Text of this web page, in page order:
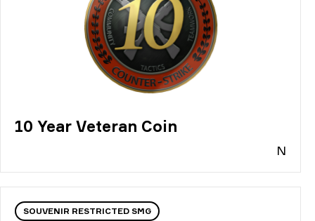
10 Year Veteran Coin
N
SOUVENIR RESTRICTED SMG